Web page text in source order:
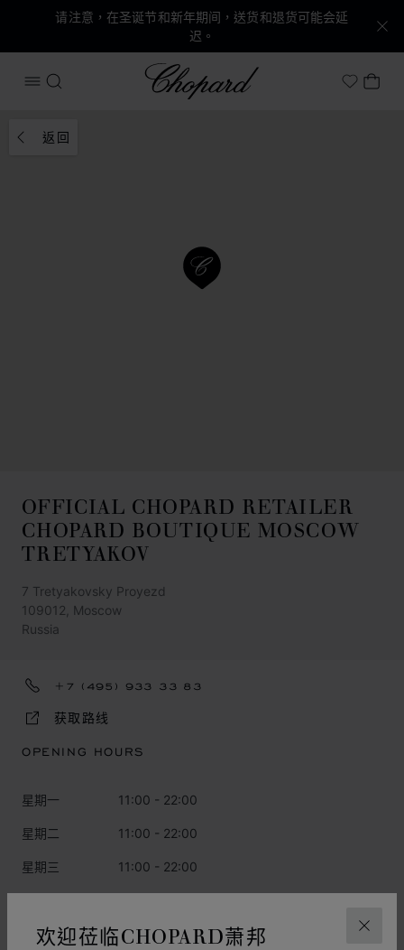
关闭
欢迎莅临CHOPARD萧邦
请注意，在圣诞节和新年期间，送货和退货可能会延
迟。
打开菜单
搜索
Chopard
My我
返回
OFFICIAL CHOPARD RETAILER
CHOPARD BOUTIQUE MOSCOW
TRETYAKOV
7 Tretyakovsky Proyezd
109012, Moscow
Russia
+7 (495) 933 33 83
获取路线
OPENING HOURS
星期一 11:00 - 22:00
星期二 11:00 - 22:00
星期三 11:00 - 22:00
星期五 11:00 - 22:00